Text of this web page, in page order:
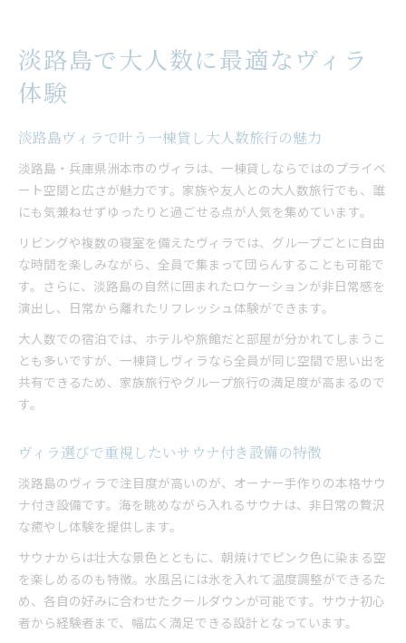
家族旅行で体験する淡路島ヴィラサウナの贅沢
朝焼けとともに楽しむヴィラサウナ体験の魅力
ト
オーナー手作りサウナを満喫できるヴィラ滞在
淡路島ヴィラで味わう非日常のゆったり滞在術
広々空間と大人数対応が自慢の一棟貸しヴィラ
家族や友人と過ごす贅沢なヴィラ時間の過ごし方
淡路島ヴィラで叶える快適団らんと朝焼け体験
非日常を味わうバーベキューの楽しみ方
家族旅行が盛り上がるヴィラのバーベキュー設備
一棟貸しヴィラで手軽に楽しむグループバーベキ
ュー
大人数で味わう淡路島バーベキューのポイント
グループ旅行なら淡路島ヴィラが選ばれる理由
グループ利用に向く淡路島ヴィラの設備を解説
大人数で過ごす快適ヴィラの選び方とコツ
サウナとバーベキューが魅力の一棟貸しヴィラ
淡路島で大人数に最適なヴィラ
体験
淡路島ヴィラで叶う一棟貸し大人数旅行の魅力
淡路島・兵庫県洲本市のヴィラは、一棟貸しならではのプライベ
ート空間と広さが魅力です。家族や友人との大人数旅行でも、誰
にも気兼ねせずゆったりと過ごせる点が人気を集めています。
リビングや複数の寝室を備えたヴィラでは、グループごとに自由
な時間を楽しみながら、全員で集まって団らんすることも可能で
す。さらに、淡路島の自然に囲まれたロケーションが非日常感を
演出し、日常から離れたリフレッシュ体験ができます。
大人数での宿泊では、ホテルや旅館だと部屋が分かれてしまうこ
とも多いですが、一棟貸しヴィラなら全員が同じ空間で思い出を
共有できるため、家族旅行やグループ旅行の満足度が高まるので
す。
ヴィラ選びで重視したいサウナ付き設備の特徴
淡路島のヴィラで注目度が高いのが、オーナー手作りの本格サウ
ナ付き設備です。海を眺めながら入れるサウナは、非日常の贅沢
な癒やし体験を提供します。
サウナからは壮大な景色とともに、朝焼けでピンク色に染まる空
を楽しめるのも特徴。水風呂には氷を入れて温度調整ができるた
め、各自の好みに合わせたクールダウンが可能です。サウナ初心
者から経験者まで、幅広く満足できる設計となっています。